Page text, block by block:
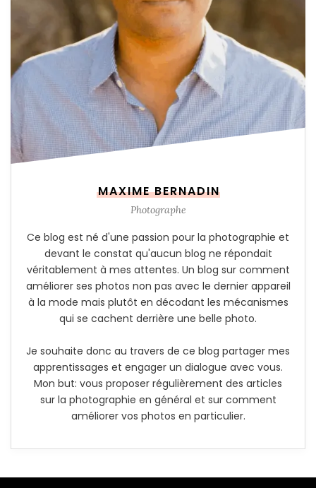
MAXIME BERNADIN
Photographe
Ce blog est né d'une passion pour la photographie et
devant le constat qu'aucun blog ne répondait
véritablement à mes attentes. Un blog sur comment
améliorer ses photos non pas avec le dernier appareil
à la mode mais plutôt en décodant les mécanismes
qui se cachent derrière une belle photo.
Je souhaite donc au travers de ce blog partager mes
apprentissages et engager un dialogue avec vous.
Mon but: vous proposer régulièrement des articles
sur la photographie en général et sur comment
améliorer vos photos en particulier.